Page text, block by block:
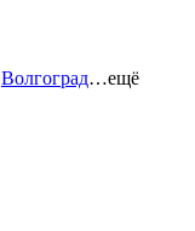
Волгоград…ещё